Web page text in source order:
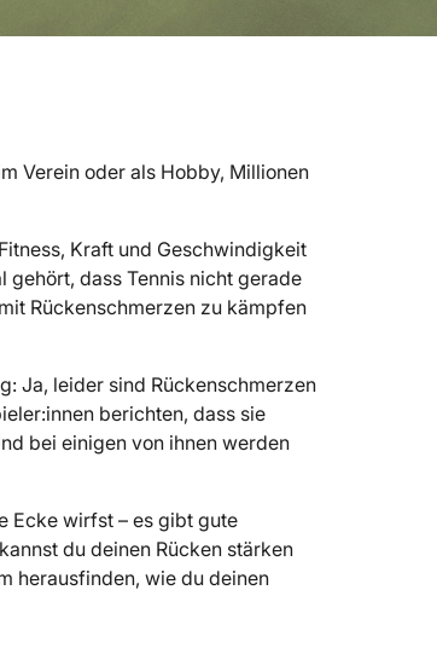
Verein oder als Hobby, Millionen
Kraft und Geschwindigkeit
gehört, dass Tennis nicht gerade
Rückenschmerzen zu kämpfen
Ja, leider sind Rückenschmerzen
berichten, dass sie
bei einigen von ihnen werden
Ecke wirfst – es gibt gute
du deinen Rücken stärken
herausfinden, wie du deinen